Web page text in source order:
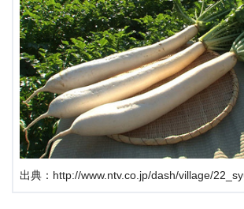
出典：http://www.ntv.co.jp/dash/village/